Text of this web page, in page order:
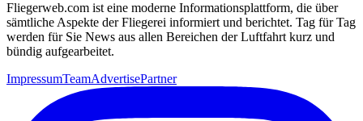
Fliegerweb.com ist eine moderne Informationsplattform, die über
sämtliche Aspekte der Fliegerei informiert und berichtet. Tag für Tag
werden für Sie News aus allen Bereichen der Luftfahrt kurz und
bündig aufgearbeitet.
ImpressumTeamAdvertisePartner